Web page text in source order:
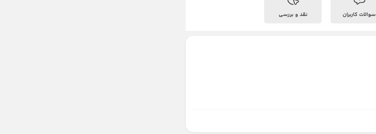
سوالات کاربران نقد و بررسی